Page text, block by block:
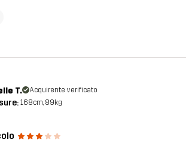
T. Acquirente verificato
168cm, 89kg